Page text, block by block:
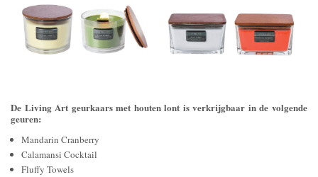
De Living Art geurkaars met houten lont is verkrijgbaar in de volgende
geuren:
Mandarin Cranberry
Calamansi Cocktail
Fluffy Towels